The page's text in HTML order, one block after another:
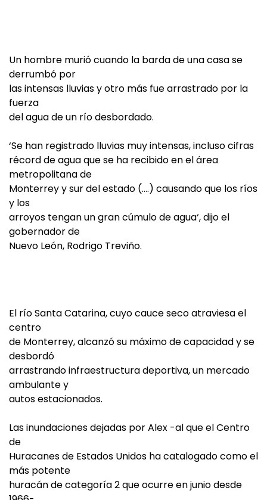
Un hombre murió cuando la barda de una casa se
derrumbó por
las intensas lluvias y otro más fue arrastrado por la
fuerza
del agua de un río desbordado.
‘Se han registrado lluvias muy intensas, incluso cifras
récord de agua que se ha recibido en el área
metropolitana de
Monterrey y sur del estado (….) causando que los ríos
y los
arroyos tengan un gran cúmulo de agua‘, dijo el
gobernador de
Nuevo León, Rodrigo Treviño.
El río Santa Catarina, cuyo cauce seco atraviesa el
centro
de Monterrey, alcanzó su máximo de capacidad y se
desbordó
arrastrando infraestructura deportiva, un mercado
ambulante y
autos estacionados.
Las inundaciones dejadas por Alex -al que el Centro
de
Huracanes de Estados Unidos ha catalogado como el
más potente
huracán de categoría 2 que ocurre en junio desde